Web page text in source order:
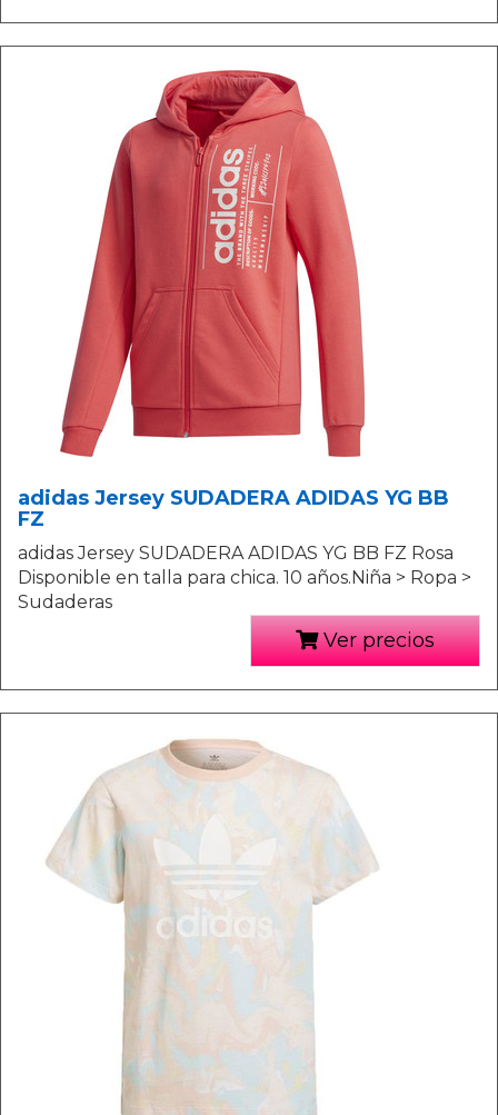
adidas Jersey SUDADERA ADIDAS YG BB
FZ
adidas Jersey SUDADERA ADIDAS YG BB FZ Rosa
Disponible en talla para chica. 10 años.Niña > Ropa >
Sudaderas
Ver precios